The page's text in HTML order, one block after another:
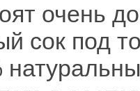
очень
сок под